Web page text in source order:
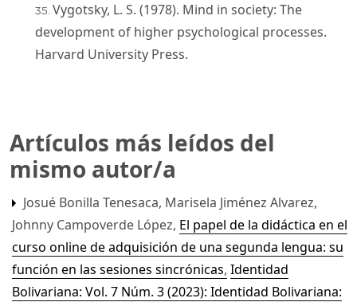
Vygotsky, L. S. (1978). Mind in society: The
development of higher psychological processes.
Harvard University Press.
Artículos más leídos del
mismo autor/a
Josué Bonilla Tenesaca, Marisela Jiménez Alvarez,
Johnny Campoverde López, El papel de la didáctica en el
curso online de adquisición de una segunda lengua: su
función en las sesiones sincrónicas, Identidad
Bolivariana: Vol. 7 Núm. 3 (2023): Identidad Bolivariana: